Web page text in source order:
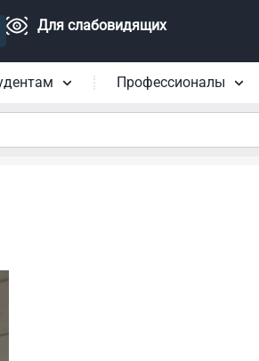
Для слабовидящих
Профессионалы